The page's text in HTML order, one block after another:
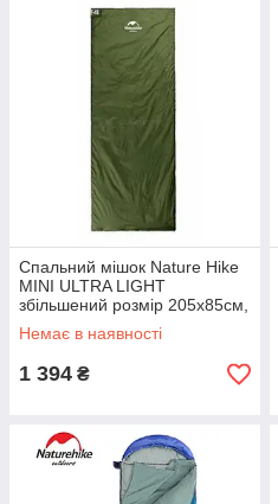
Спальний мішок Nature Hike
MINI ULTRA LIGHT
збільшений розмір 205х85см,
вага 1 кг, 8-15 ℃ зелений
Немає в наявності
1 394 ₴